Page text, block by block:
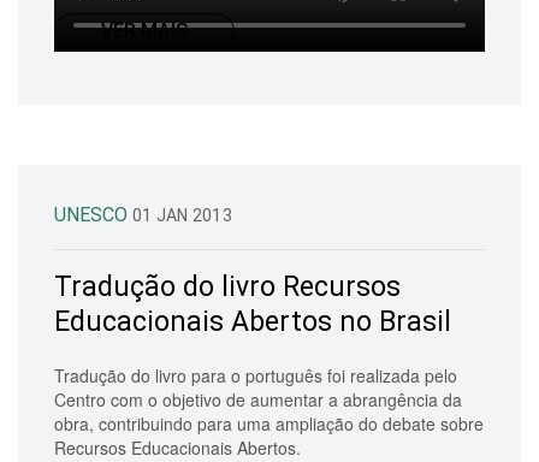
VER MAIS
UNESCO 01 JAN 2013
Tradução do livro Recursos
Educacionais Abertos no Brasil
Tradução do livro para o português foi realizada pelo
Centro com o objetivo de aumentar a abrangência da
obra, contribuindo para uma ampliação do debate sobre
Recursos Educacionais Abertos.